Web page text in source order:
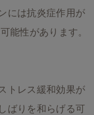
には抗炎症作用が
能性があります。
トレス緩和効果が
ばりを和らげる可